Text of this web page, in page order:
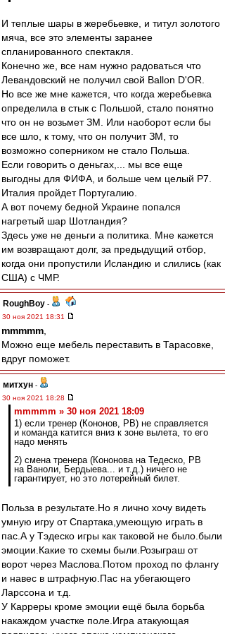
И теплые шары в жеребьевке, и титул золотого
мяча, все это элементы заранее
спланированного спектакля.
Конечно же, все нам нужно радоваться что
Левандовский не получил свой Ballon D'OR.
Но все же мне кажется, что когда жеребьевка
определила в стык с Польшой, стало понятно
что он не возьмет ЗМ. Или наоборот если бы
все шло, к тому, что он получит ЗМ, то
возможно соперником не стало Польша.
Если говорить о деньгах,... мы все еще
выгодны для ФИФА, и больше чем целый Р7.
Италия пройдет Португалию.
А вот почему бедной Украине попался
нагретый шар Шотландия?
Здесь уже не деньги а политика. Мне кажется
им возвращают долг, за предыдущий отбор,
когда они пропустили Исландию и слились (как
США) с ЧМР.
RoughBoy -
30 ноя 2021 18:31
mmmmm
Можно еще мебель переставить в Тарасовке,
вдруг поможет.
митхун -
30 ноя 2021 18:28
mmmmm » 30 ноя 2021 18:09
1) если тренер (Кононов, РВ) не справляется
и команда катится вниз к зоне вылета, то его
надо менять
2) смена тренера (Кононова на Тедеско, РВ
на Ваноли, Бердыева... и т.д.) ничего не
гарантирует, но это лотерейный билет.
Польза в результате.Но я лично хочу видеть
умную игру от Спартака,умеющую играть в
пас.А у Тэдеско игры как таковой не было.были
эмоции.Какие то схемы были.Розыграш от
ворот через Маслова.Потом проход по флангу
и навес в штрафную.Пас на убегающего
Ларссона и т.д.
У Карреры кроме эмоции ещё была борьба
накаждом участке поле.Игра атакующая